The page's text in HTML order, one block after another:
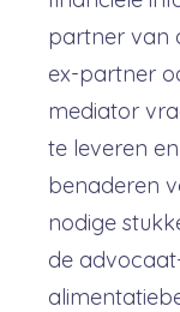
partner van
ex-partner
mediator
te leveren
benaderen
nodige
de